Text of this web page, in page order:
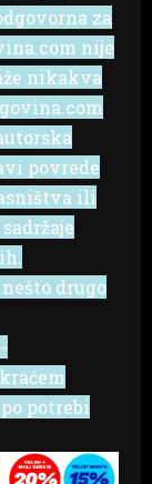
za
nije
nikakva
povrede
ili
drugo
potrebi